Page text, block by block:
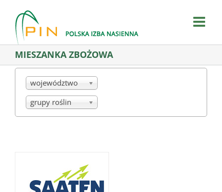
content
MIESZANKA ZBOŻOWA
województwo
grupy roślin